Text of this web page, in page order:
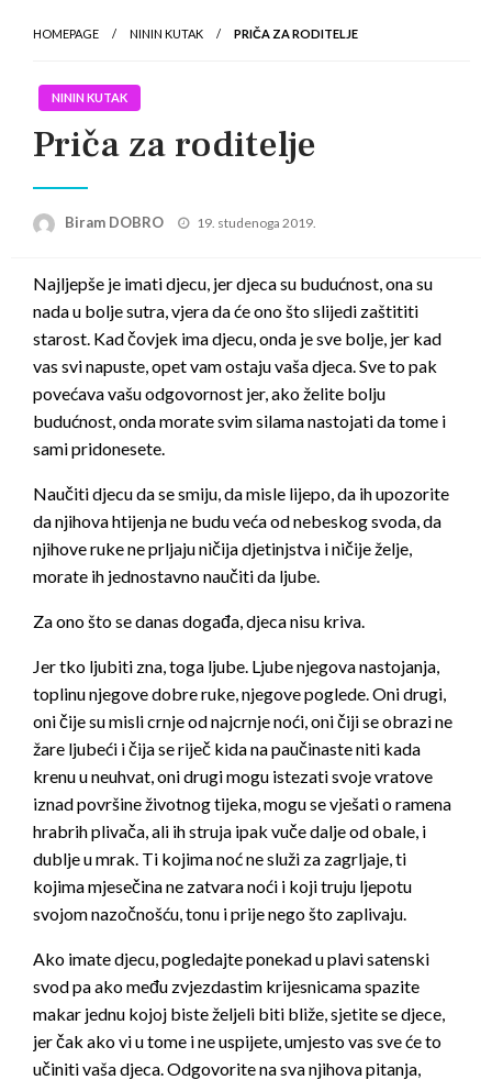
HOMEPAGE NININ KUTAK PRIČA ZA RODITELJE
NININ KUTAK
Priča za roditelje
Biram DOBRO
Posted
19. studenoga 2019.
Najljepše je imati djecu, jer djeca su budućnost, ona su
nada u bolje sutra, vjera da će ono što slijedi zaštititi
starost. Kad čovjek ima djecu, onda je sve bolje, jer kad
vas svi napuste, opet vam ostaju vaša djeca. Sve to pak
povećava vašu odgovornost jer, ako želite bolju
budućnost, onda morate svim silama nastojati da tome i
sami pridonesete.
Naučiti djecu da se smiju, da misle lijepo, da ih upozorite
da njihova htijenja ne budu veća od nebeskog svoda,da
njihove ruke ne prljaju ničija djetinjstva i ničije želje,
morate ih jednostavno naučiti da ljube.
Za ono što se danas događa, djeca nisu kriva.
Jer tko ljubiti zna, toga ljube. Ljube njegova nastojanja,
toplinu njegove dobre ruke, njegove poglede. Oni drugi,
oni čije su misli crnje od najcrnje noći, oni čiji se obrazi ne
žare ljubeći i čija se riječ kida na paučinaste niti kada
krenu u neuhvat, oni drugi mogu istezati svoje vratove
iznad površine životnog tijeka, mogu se vješati o ramena
hrabrih plivača, ali ih struja ipak vuče dalje od obale, i
dublje u mrak. Ti kojima noć ne služi za zagrljaje, ti
kojima mjesečina ne zatvara noći i koji truju ljepotu
svojom nazočnošću, tonu i prije nego što zaplivaju.
Ako imate djecu, pogledajte ponekad u plavi satenski
svod pa ako među zvjezdastim krijesnicama spazite
makar jednu kojoj biste željeli biti bliže, sjetite se djece,
jer čak ako vi u tome i ne uspijete, umjesto vas sve će to
učiniti vaša djeca. Odgovorite na sva njihova pitanja,